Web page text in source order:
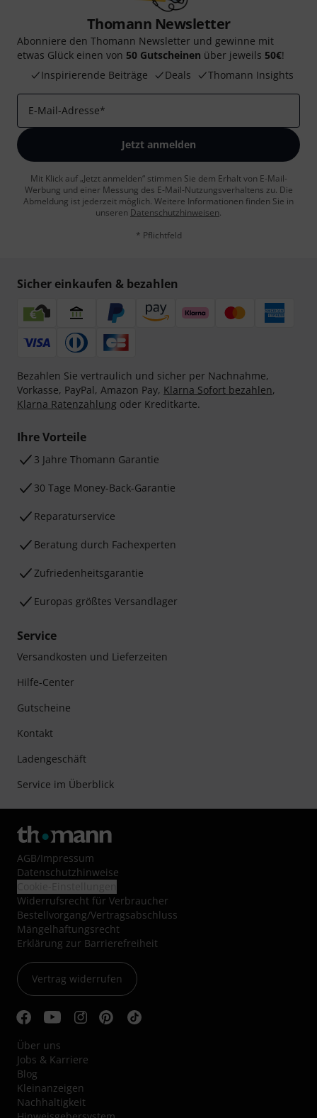
Thomann Newsletter
Abonniere den Thomann Newsletter und gewinne mit
etwas Glück einen von 50 Gutscheinen über jeweils 50€!
Inspirierende Beiträge
Deals Thomann Insights
E-Mail-Adresse*
Jetzt anmelden
Mit Klick auf „Jetzt anmelden“ stimmen Sie dem Erhalt von E-Mail-
Werbung und einer Messung des E-Mail-Nutzungsverhaltens zu. Die
Abmeldung ist jederzeit möglich. Weitere Informationen finden Sie in
unseren Datenschutzhinweisen.
* Pflichtfeld
Sicher einkaufen & bezahlen
Bezahlen Sie vertraulich und sicher per Nachnahme,
Vorkasse, PayPal, Amazon Pay, Klarna Sofort bezahlen,
Klarna Ratenzahlung oder Kreditkarte.
Ihre Vorteile
3 Jahre Thomann Garantie
30 Tage Money-Back-Garantie
Reparaturservice
Beratung durch Fachexperten
Zufriedenheitsgarantie
Europas größtes Versandlager
Service
Versandkosten und Lieferzeiten
Hilfe-Center
Gutscheine
Kontakt
Ladengeschäft
Service im Überblick
AGB/Impressum
Datenschutzhinweise
Widerrufsrecht für Verbraucher
Bestellvorgang/Vertragsabschluss
Mängelhaftungsrecht
Erklärung zur Barrierefreiheit
Vertrag widerrufen
Über uns
Jobs & Karriere
Blog
Kleinanzeigen
Nachhaltigkeit